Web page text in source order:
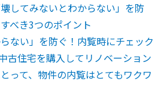
してみないとわからない」を防
べき3つのポイント
ない」を防ぐ！内覧時にチェック
古住宅を購入してリノベーション
って、物件の内覧はとてもワクワ